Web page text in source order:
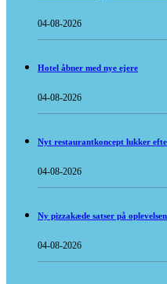
04-08-2026
Hotel åbner med nye ejere
04-08-2026
Nyt restaurantkoncept lukker
04-08-2026
Ny pizzakæde satser på oplevelsen
04-08-2026